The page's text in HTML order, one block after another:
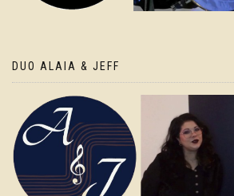
DUO ALAIA & JEFF